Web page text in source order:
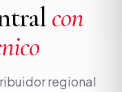
con
regional